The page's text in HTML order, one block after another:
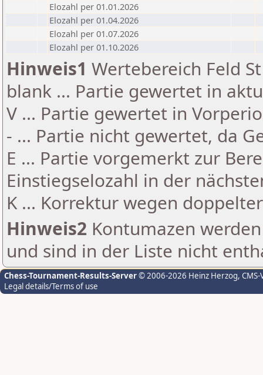
Elozahl per 01.01.2026
Elozahl per 01.04.2026
Elozahl per 01.07.2026
Elozahl per 01.10.2026
Hinweis1 Wertebereich Feld
blank ... Partie gewertet in
V ... Partie gewertet in
- ... Partie nicht gewertet, da
E ... Partie vorgemerkt zur
Einstiegselozahl in der
K ... Korrektur wegen
Hinweis2 Kontumazen
und sind in der Liste nicht
Chess-Tournament-Results-Server© 2006-2026 Heinz Herzog,
Legal details/Terms of use